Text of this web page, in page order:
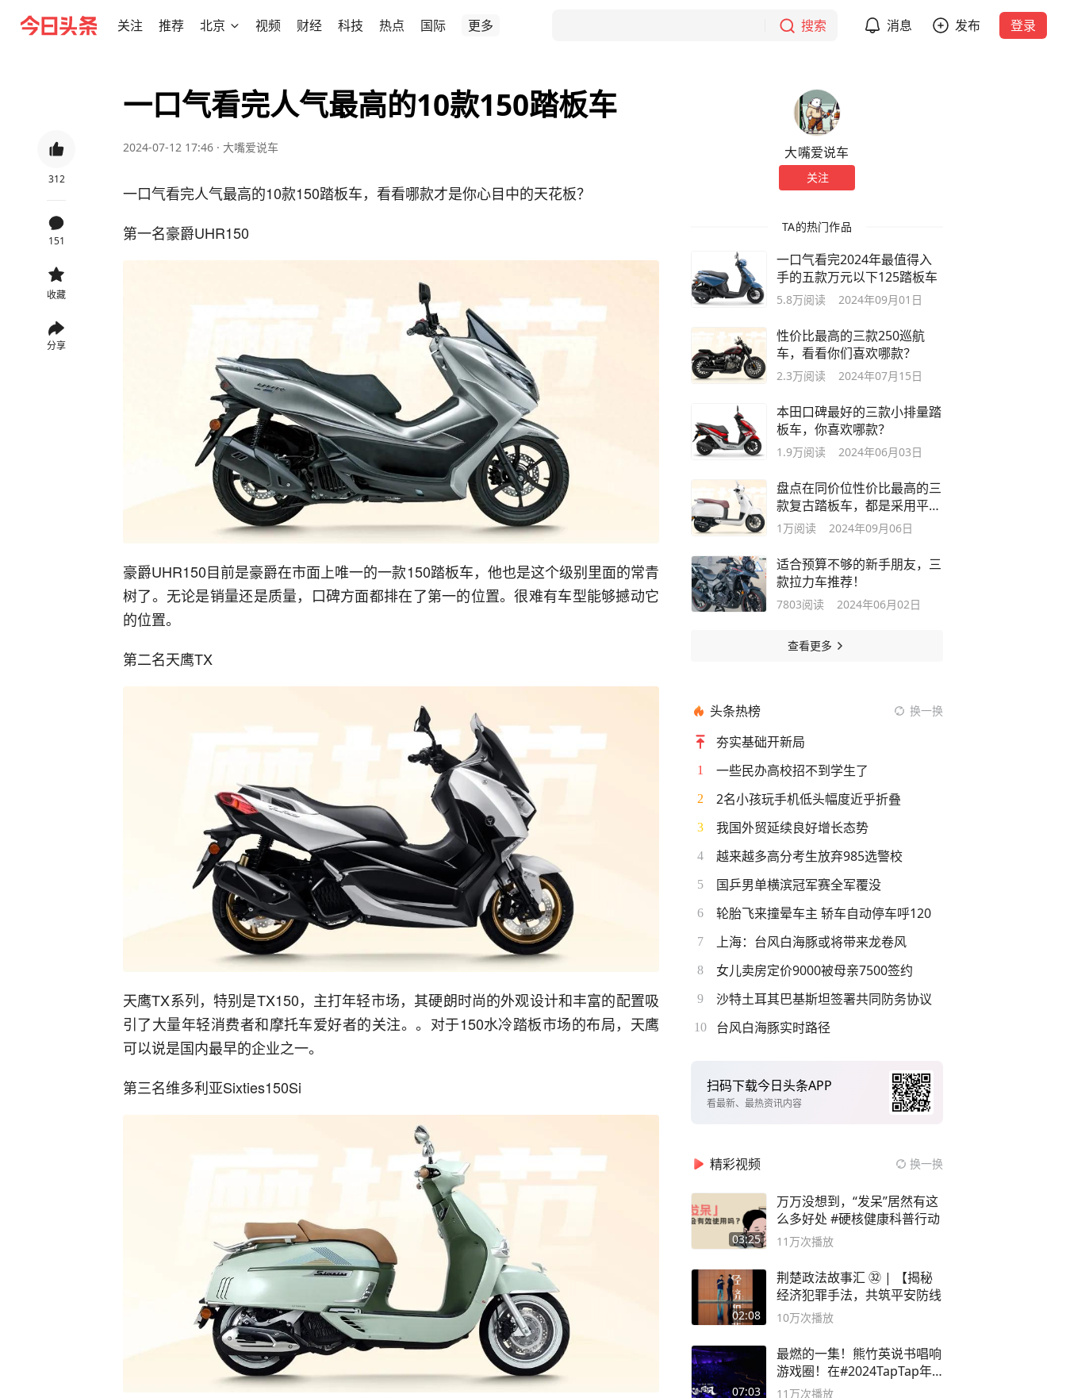
关注 推荐 北京 视频 财经 科技 热点 国际 更多 搜索 消息 发布 登录
312
151
收藏
分享
一口气看完人气最高的10款150踏板车
2024-07-12 17:46 · 大嘴爱说车
一口气看完人气最高的10款150踏板车，看看哪款才是你心目中的天花板？
第一名豪爵UHR150
豪爵UHR150目前是豪爵在市面上唯一的一款150踏板车，他也是这个级别里面的常青
树了。无论是销量还是质量，口碑方面都排在了第一的位置。很难有车型能够撼动它
的位置。
第二名天鹰TX
天鹰TX系列，特别是TX150，主打年轻市场，其硬朗时尚的外观设计和丰富的配置吸
引了大量年轻消费者和摩托车爱好者的关注。。对于150水冷踏板市场的布局，天鹰
可以说是国内最早的企业之一。
第三名维多利亚Sixties150Si
大嘴爱说车
关注
TA的热门作品
一口气看完2024年最值得入
手的五款万元以下125踏板车
5.8万阅读 2024年09月01日
性价比最高的三款250巡航
车，看看你们喜欢哪款？
2.3万阅读 2024年07月15日
本田口碑最好的三款小排量踏
板车，你喜欢哪款？
1.9万阅读 2024年06月03日
盘点在同价位性价比最高的三
款复古踏板车，都是采用平踏
板的设计
1万阅读 2024年09月06日
适合预算不够的新手朋友，三
款拉力车推荐！
7803阅读 2024年06月02日
查看更多
头条热榜 换一换
夯实基础开新局
1 一些民办高校招不到学生了
2 2名小孩玩手机低头幅度近乎折叠
3 我国外贸延续良好增长态势
4 越来越多高分考生放弃985选警校
5 国乒男单横滨冠军赛全军覆没
6 轮胎飞来撞晕车主 轿车自动停车呼120
7 上海：台风白海豚或将带来龙卷风
8 女儿卖房定价9000被母亲7500签约
9 沙特土耳其巴基斯坦签署共同防务协议
10 台风白海豚实时路径
扫码下载今日头条APP
看最新、最热资讯内容
精彩视频 换一换
03:25
万万没想到，“发呆”居然有这
么多好处 #硬核健康科普行动
11万次播放
02:08
荆楚政法故事汇 ㉜ | 【揭秘
经济犯罪手法，共筑平安防线
10万次播放
07:03
最燃的一集！熊竹英说书唱响
游戏圈！在#2024TapTap年
度游戏大赏
11万次播放